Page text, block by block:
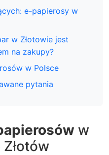
e-papierosy w
w Złotowie jest
na zakupy?
w Polsce
pytania
w